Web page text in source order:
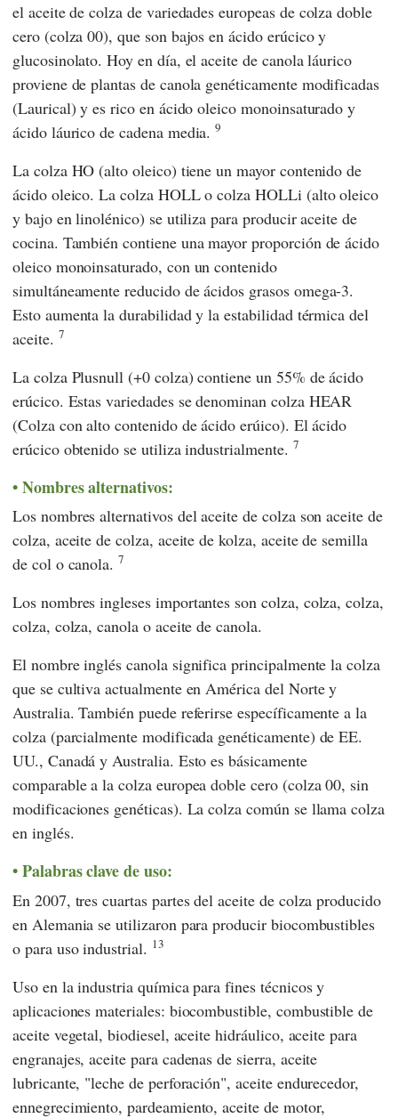
el aceite de colza de variedades europeas de colza doble
cero (colza 00), que son bajos en ácido erúcico y
glucosinolato. Hoy en día, el aceite de canola láurico
proviene de plantas de canola genéticamente modificadas
(Laurical) y es rico en ácido oleico monoinsaturado y
ácido láurico de cadena media.9
La colza HO (alto oleico) tiene un mayor contenido de
ácido oleico. La colza HOLL o colza HOLLi (alto oleico
y bajo en linolénico) se utiliza para producir aceite de
cocina. También contiene una mayor proporción de ácido
oleico monoinsaturado, con un contenido
simultáneamente reducido de ácidos grasos omega-3.
Esto aumenta la durabilidad y la estabilidad térmica del
aceite. 7
La colza Plusnull (+0 colza) contiene un 55% de ácido
erúcico. Estas variedades se denominan colza HEAR
(Colza con alto contenido de ácido erúico). El ácido
erúcico obtenido se utiliza industrialmente. 7
Nombres alternativos:
Los nombres alternativos del aceite de colza son aceite de
colza, aceite de colza, aceite de kolza, aceite de semilla
de col o canola.7
Los nombres ingleses importantes son colza, colza, colza,
colza, colza, canola o aceite de canola.
El nombre inglés canola significa principalmente la colza
que se cultiva actualmente en América del Norte y
Australia. También puede referirse específicamente a la
colza (parcialmente modificada genéticamente) de EE.
UU., Canadá y Australia. Esto es básicamente
comparable a la colza europea doble cero (colza 00, sin
modificaciones genéticas). La colza común se llama colza
en inglés.
Palabras clave de uso:
En 2007, tres cuartas partes del aceite de colza producido
en Alemania se utilizaron para producir biocombustibles
o para uso industrial. 13
Uso en la industria química para fines técnicos y
aplicaciones materiales: biocombustible, combustible de
aceite vegetal, biodiesel, aceite hidráulico, aceite para
engranajes, aceite para cadenas de sierra, aceite
lubricante, "leche de perforación", aceite endurecedor,
ennegrecimiento, pardeamiento, aceite de motor,